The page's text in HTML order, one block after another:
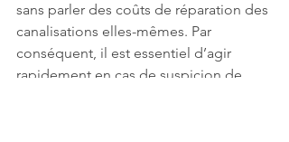
sans parler des coûts de réparation des
canalisations elles-mêmes. Par
conséquent, il est essentiel d’agir
rapidement en cas de suspicion de